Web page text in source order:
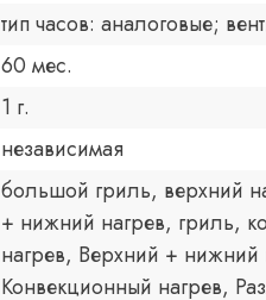
тип часов: аналоговые;
60 мес.
1 г.
независимая
большой гриль, верхний
+ нижний нагрев, гриль,
нагрев, Верхний + нижний
Конвекционный нагрев,